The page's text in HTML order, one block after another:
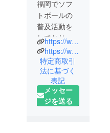
福岡でソフ
トボールの
普及活動を
しておりま
す✨
人口減少あ
る中で
減少を阻止
し、人口を
https://www.instagram.com/softball_fukuoka?igsh=MWowazlrY3VvaWxiZw==
https://www.instagram.com/softballfukuoka?igsh=cTE2Z2hmaGJoZzVs
特定商取引
法に基づく
表記
メッセー
ジを送る